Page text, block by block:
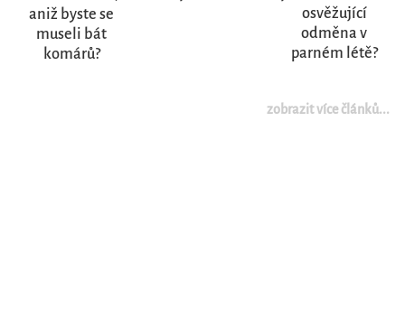
aniž byste se
museli bát
komárů?
osvěžující
odměna v
parném létě?
zobrazit více článků...